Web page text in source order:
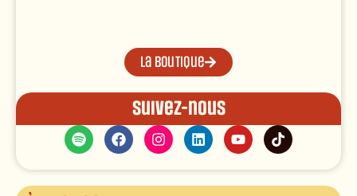
La boutique
Suivez-nous